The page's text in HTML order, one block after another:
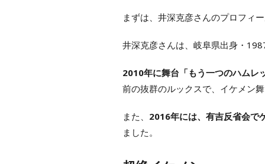
まずは、井深克彦さんのプロフィ
井深克彦さんは、岐阜県出身・
2010年に舞台「もう一つのハムレ
前の抜群のルックスで、イケメン
また、 2016年には、有吉反省会で
ました。